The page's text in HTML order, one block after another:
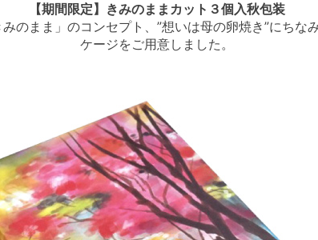
【期間限定】きみのままカット３個入秋包装
のまま」のコンセプト、”想いは母の卵焼き”にち
ケージをご用意しました。